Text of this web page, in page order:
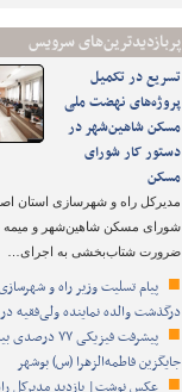
پربازدیدترین‌های سرویس
تسریع در تکمیل
پروژه‌های نهضت ملی
مسکن شاهین‌شهر در
دستور کار شورای
مسکن
مدیرکل راه و شهرسازی استان
شورای مسکن شاهین‌شهر و میمه با
ضرورت شتاب‌بخشی به اجرای…
پیام تسلیت وزیر راه و
درگذشت والده نماینده ولی‌فقیه
پیشرفت فیزیکی ۷۷
جایگزین فاطمه‌الزهرا (س) بوشهر
عکس نوشت| بازدید مدیرکل